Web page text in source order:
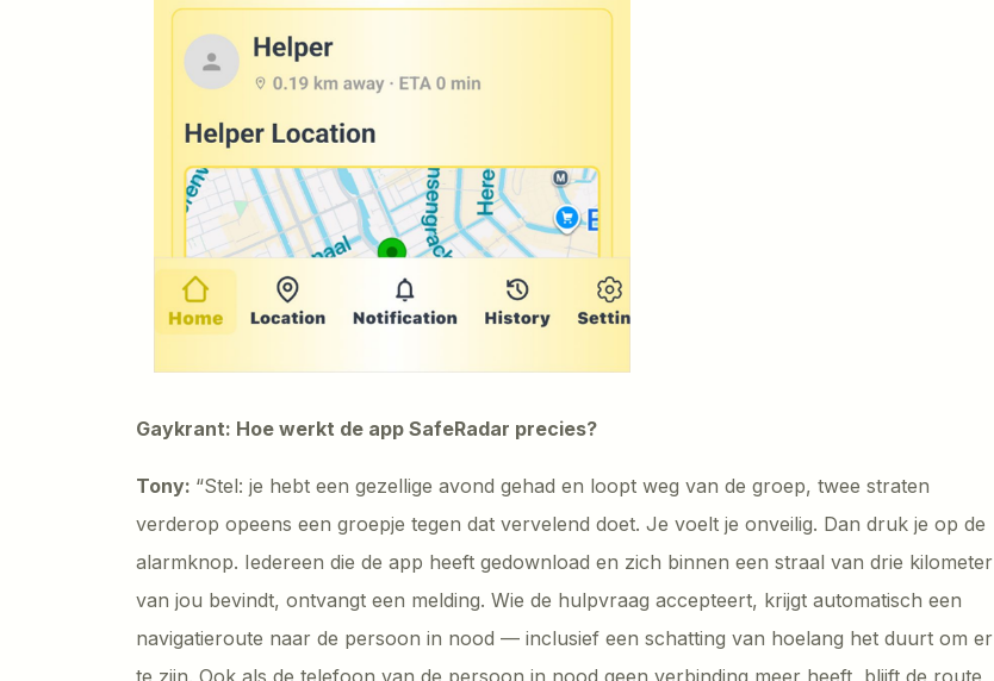
Gaykrant: Hoe werkt de app SafeRadar precies?
Tony: “Stel: je hebt een gezellige avond gehad en loopt weg van de groep, twee straten
verderop opeens een groepje tegen dat vervelend doet. Je voelt je onveilig. Dan druk je op de
alarmknop. Iedereen die de app heeft gedownload en zich binnen een straal van drie kilometer
van jou bevindt, ontvangt een melding. Wie de hulpvraag accepteert, krijgt automatisch een
navigatieroute naar de persoon in nood — inclusief een schatting van hoelang het duurt om er